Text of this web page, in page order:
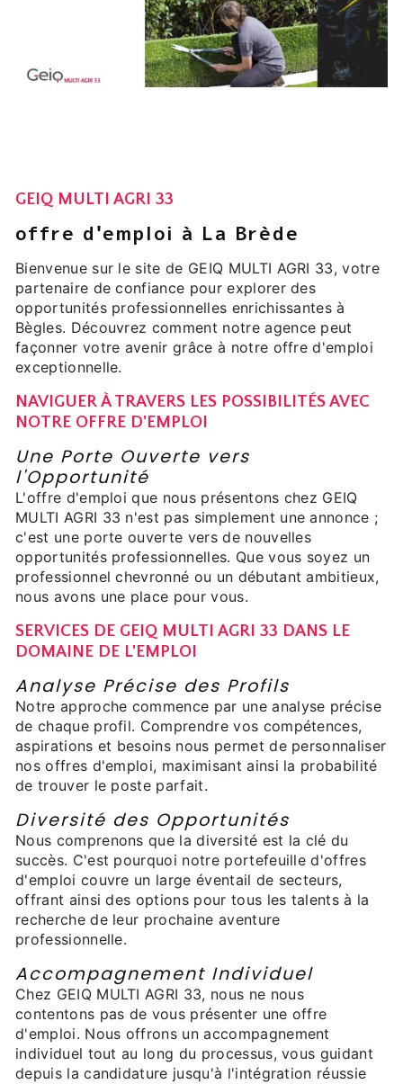
GEIQ MULTI AGRI 33
offre d'emploi à La Brède
Bienvenue sur le site de GEIQ MULTI AGRI 33, votre
partenaire de confiance pour explorer des
opportunités professionnelles enrichissantes à
Bègles. Découvrez comment notre agence peut
façonner votre avenir grâce à notre offre d'emploi
exceptionnelle.
NAVIGUER À TRAVERS LES POSSIBILITÉS AVEC
NOTRE OFFRE D'EMPLOI
Une Porte Ouverte vers
l'Opportunité
L'offre d'emploi que nous présentons chez GEIQ
MULTI AGRI 33 n'est pas simplement une annonce ;
c'est une porte ouverte vers de nouvelles
opportunités professionnelles. Que vous soyez un
professionnel chevronné ou un débutant ambitieux,
nous avons une place pour vous.
SERVICES DE GEIQ MULTI AGRI 33 DANS LE
DOMAINE DE L'EMPLOI
Analyse Précise des Profils
Notre approche commence par une analyse précise
de chaque profil. Comprendre vos compétences,
aspirations et besoins nous permet de personnaliser
nos offres d'emploi, maximisant ainsi la probabilité
de trouver le poste parfait.
Diversité des Opportunités
Nous comprenons que la diversité est la clé du
succès. C'est pourquoi notre portefeuille d'offres
d'emploi couvre un large éventail de secteurs,
offrant ainsi des options pour tous les talents à la
recherche de leur prochaine aventure
professionnelle.
Accompagnement Individuel
Chez GEIQ MULTI AGRI 33, nous ne nous
contentons pas de vous présenter une offre
d'emploi. Nous offrons un accompagnement
individuel tout au long du processus, vous guidant
depuis la candidature jusqu'à l'intégration réussie